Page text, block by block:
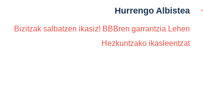
Hurrengo Albistea
Bizitzak salbatzen ikasiz! BBBren garrantzia Lehen
Hezkuntzako ikasleentzat